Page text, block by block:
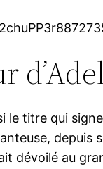
le titre qui
depuis
dévoilé au